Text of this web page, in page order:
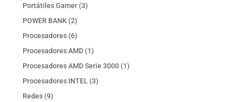
Portátiles Gamer 33
POWER BANK 22
productos
Procesadores 66
productos
Procesadores AMD 11
producto
Procesadores AMD Serie 3000 11
Procesadores INTEL 33
Redes 99